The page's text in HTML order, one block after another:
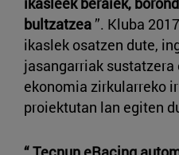
bultzatzea ”. Kluba
ikaslek osatzen dute,
jasangarriak
ekonomia zirkularreko
proiektutan lan egiten